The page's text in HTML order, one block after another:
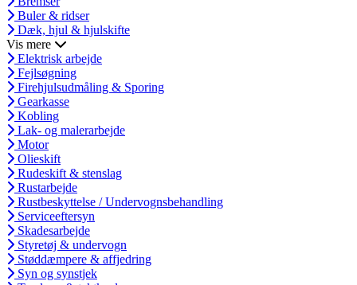
Buler & ridser
Dæk, hjul & hjulskifte
Vis mere
Elektrisk arbejde
Fejlsøgning
Firehjulsudmåling & Sporing
Gearkasse
Kobling
Lak- og malerarbejde
Motor
Olieskift
Rudeskift & stenslag
Rustarbejde
Rustbeskyttelse / Undervognsbehandling
Serviceeftersyn
Skadesarbejde
Styretøj & undervogn
Støddæmpere & affjedring
Syn og synstjek